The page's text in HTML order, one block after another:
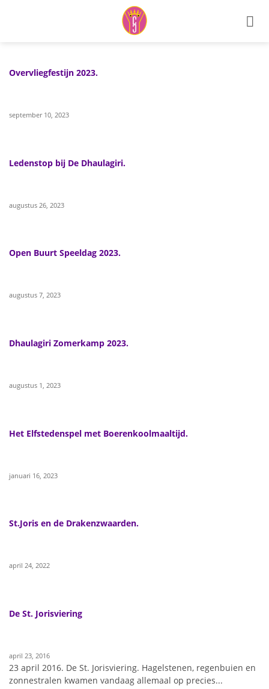
Overvliegfestijn 2023.
september 10, 2023
Ledenstop bij De Dhaulagiri.
augustus 26, 2023
Open Buurt Speeldag 2023.
augustus 7, 2023
Dhaulagiri Zomerkamp 2023.
augustus 1, 2023
Het Elfstedenspel met Boerenkoolmaaltijd.
januari 16, 2023
St.Joris en de Drakenzwaarden.
april 24, 2022
De St. Jorisviering
april 23, 2016
23 april 2016. De St. Jorisviering. Hagelstenen, regenbuien en
zonnestralen kwamen vandaag allemaal op precies...